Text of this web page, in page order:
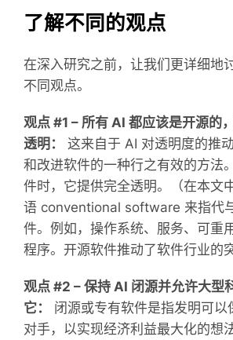
了解不同的观点
在深入研究之前，让我们更详细地
不同观点。
观点 #1 – 所有 AI 都应该是开源的
透明：
这来自于 AI 对透明度的推
和改进软件的一种行之有效的方法
件时，它提供完全透明。（在本文
语 conventional software 来指代
件。例如，操作系统、服务、可重
程序。开源软件推动了软件行业的
观点 #2 – 保持 AI 闭源并允许大型
它：
闭源或专有软件是指发明可以
对手，以实现经济利益最大化的想